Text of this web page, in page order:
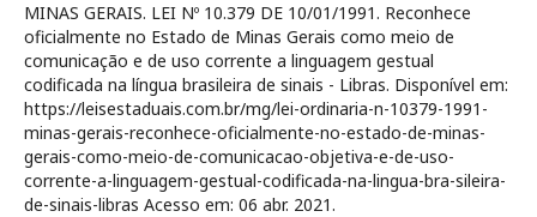
MINAS GERAIS. LEI Nº 10.379 DE 10/01/1991. Reconhece
oficialmente no Estado de Minas Gerais como meio de
comunicação e de uso corrente a linguagem gestual
codificada na língua brasileira de sinais - Libras. Disponível em:
https://leisestaduais.com.br/mg/lei-ordinaria-n-10379-1991-
minas-gerais-reconhece-oficialmente-no-estado-de-minas-
gerais-como-meio-de-comunicacao-objetiva-e-de-uso-
corrente-a-linguagem-gestual-codificada-na-lingua-bra-sileira-
de-sinais-libras Acesso em: 06 abr. 2021.